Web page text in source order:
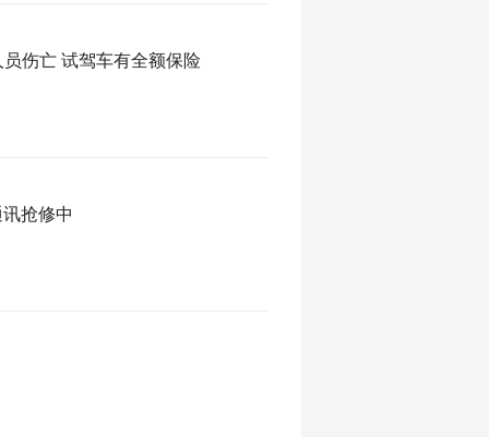
撞进大众4S店 吉利门店回应：系试驾客户误踩电门 无人员伤亡 试驾车有全额保险
抢修中